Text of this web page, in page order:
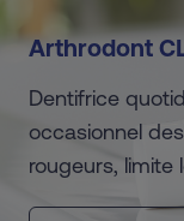
Arthrodont
Dentifrice
occasionnel
rougeurs, limite